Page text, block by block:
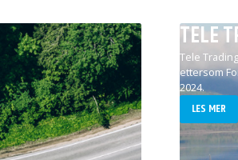
TELE
Tele
ettersom
2024.
LES MER